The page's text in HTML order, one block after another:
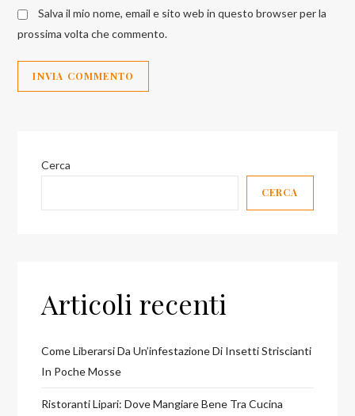
Salva il mio nome, email e sito web in questo browser per la
prossima volta che commento.
Cerca
CERCA
Articoli recenti
Come Liberarsi Da Un’infestazione Di Insetti Striscianti
In Poche Mosse
Ristoranti Lipari: Dove Mangiare Bene Tra Cucina